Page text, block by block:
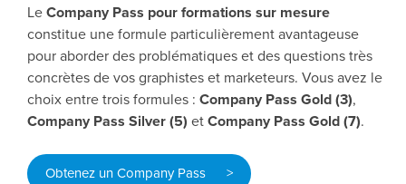
LeCompany Pass pour formations sur mesure
constitue une formule particulièrement avantageuse
pour aborder des problématiques et des questions très
concrètes de vos graphistes et marketeurs. Vous avez le
choix entre trois formules : Company Pass Gold (3),
Company Pass Silver (5) etCompany Pass Gold (7).
Obtenez un Company Pass >